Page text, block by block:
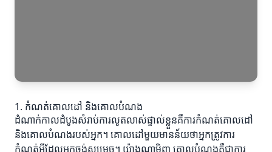
1. កំណត់គោលដៅ និងគោលបំណង
ដំណាក់កាលដំបូងសំរាប់ការលូតលាស់ផ្ទាល់ខ្លួនគឺការកំណត់គោលដៅ
និងគោលបំណងរបស់អ្នក។ គោលដៅមួយមានន័យថាអ្នកត្រូវការ
កំណត់អ្វីដែលអ្នកចង់សម្រេច។ យ៉ាងណាមិញ គោលបំណងគឺជាការ